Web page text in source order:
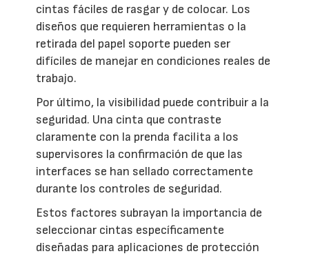
cintas fáciles de rasgar y de colocar. Los
diseños que requieren herramientas o la
retirada del papel soporte pueden ser
difíciles de manejar en condiciones reales de
trabajo.
Por último, la visibilidad puede contribuir a la
seguridad. Una cinta que contraste
claramente con la prenda facilita a los
supervisores la confirmación de que las
interfaces se han sellado correctamente
durante los controles de seguridad.
Estos factores subrayan la importancia de
seleccionar cintas específicamente
diseñadas para aplicaciones de protección